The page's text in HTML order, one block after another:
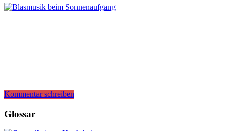
Kommentar schreiben
Glossar